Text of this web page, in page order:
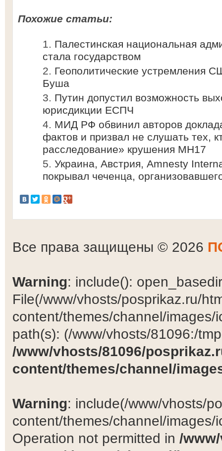
Похожие статьи:
Палестинская национальная
стала государством
Геополитические устремления
Буша
Путин допустил возможность
юрисдикции ЕСПЧ
МИД РФ обвинил авторов
фактов и призвал не слушать тех,
расследование» крушения MH17
Украина, Австрия, Amnesty
покрывал чеченца,
Все права защищены © 2026
Warning: include():
File(/www/vhosts/posprikaz.ru/
content/themes/channel/
path(s): (/www/vhosts/81096:/
/www/vhosts/81096/
content/themes/channel/
Warning: include(/www/vhosts/
content/themes/channel/
Operation not permitted in /